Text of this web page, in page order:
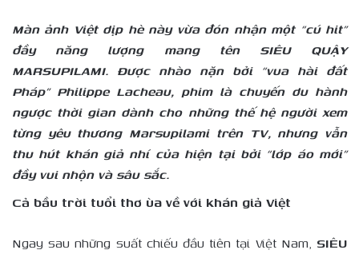
Màn ảnh Việt dịp hè này vừa đón nhận một “cú hit”
đầy năng lượng mang tên SIÊU QUẬY
MARSUPILAMI. Được nhào nặn bởi “vua hài đất
Pháp” Philippe Lacheau, phim là chuyến du hành
ngược thời gian dành cho những thế hệ người xem
từng yêu thương Marsupilami trên TV, nhưng vẫn
thu hút khán giả nhí của hiện tại bởi “lớp áo mới”
đầy vui nhộn và sâu sắc.
Cả bầu trời tuổi thơ ùa về với khán giả Việt
Ngay sau những suất chiếu đầu tiên tại Việt Nam, SIÊU